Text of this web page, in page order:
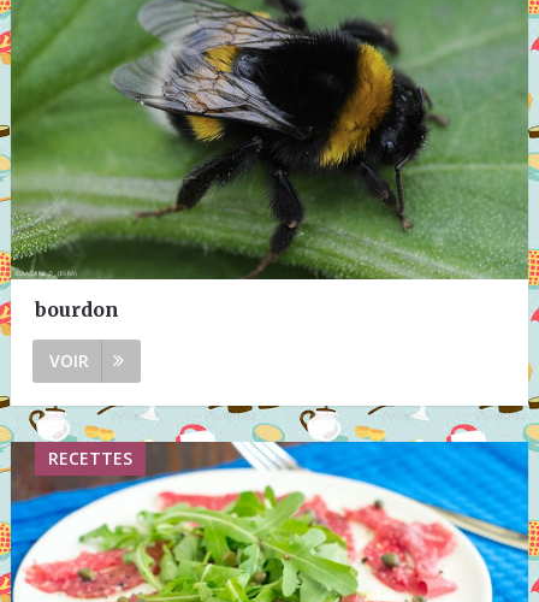
bourdon
VOIR
RECETTES